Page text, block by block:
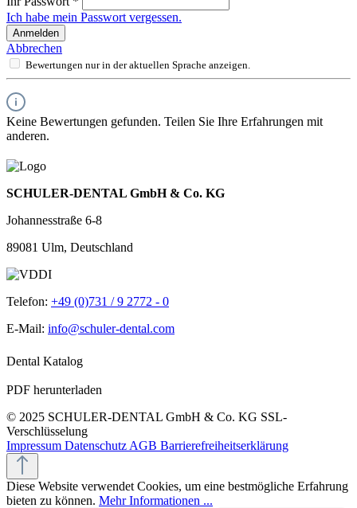
Ich habe mein Passwort vergessen.
Anmelden
Abbrechen
Bewertungen nur in der aktuellen Sprache anzeigen.
Keine Bewertungen gefunden. Teilen Sie Ihre Erfahrungen mit
anderen.
SCHULER-DENTAL GmbH & Co. KG
Johannesstraße 6-8
89081 Ulm, Deutschland
Telefon: +49 (0)731 / 9 2772 - 0
E-Mail: info@schuler-dental.com
Dental Katalog
PDF herunterladen
© 2025 SCHULER-DENTAL GmbH & Co. KG SSL-
Verschlüsselung
Impressum Datenschutz AGB Barrierefreiheitserklärung
Diese Website verwendet Cookies, um eine bestmögliche Erfahrung
bieten zu können. Mehr Informationen ...